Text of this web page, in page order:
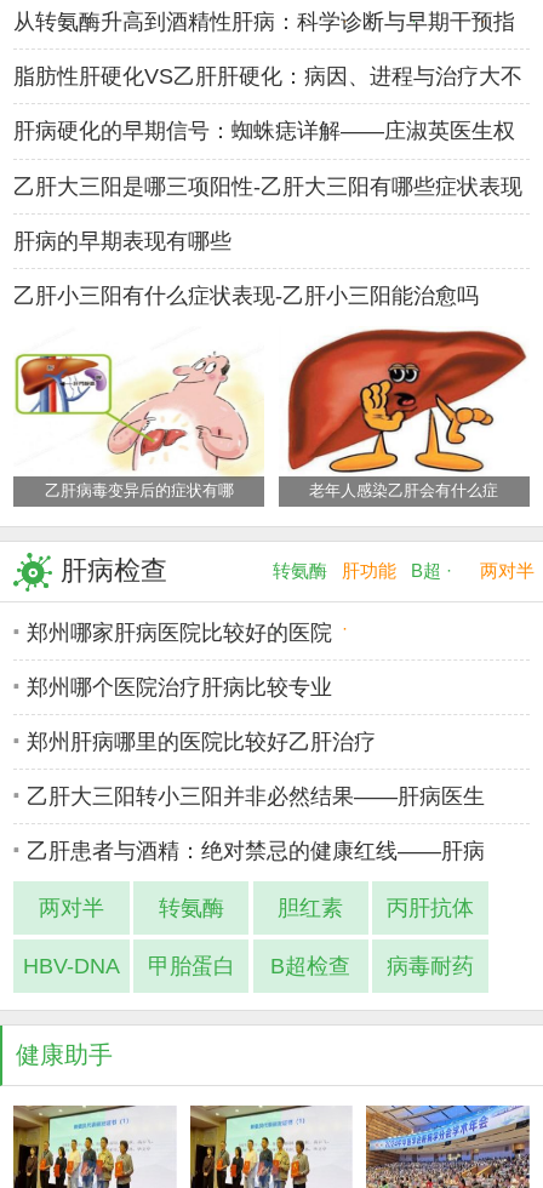
· · ·
从转氨酶升高到酒精性肝病：科学诊断与早期干预指
南——肝病
脂肪性肝硬化VS乙肝肝硬化：病因、进程与治疗大不
同——肝病
肝病硬化的早期信号：蜘蛛痣详解——庄淑英医生权
威解读
乙肝大三阳是哪三项阳性-乙肝大三阳有哪些症状表现
肝病的早期表现有哪些
乙肝小三阳有什么症状表现-乙肝小三阳能治愈吗
乙肝病毒变异后的症状有哪 老年人感染乙肝会有什么症
肝病检查 转氨酶
·
肝功能
·
B超 · 两对半
郑州哪家肝病医院比较好的医院
郑州哪个医院治疗肝病比较专业
郑州肝病哪里的医院比较好乙肝治疗
乙肝大三阳转小三阳并非必然结果——肝病医生
乙肝患者与酒精：绝对禁忌的健康红线——肝病
两对半 转氨酶 胆红素 丙肝抗体
HBV-DNA 甲胎蛋白 B超检查 病毒耐药
健康助手